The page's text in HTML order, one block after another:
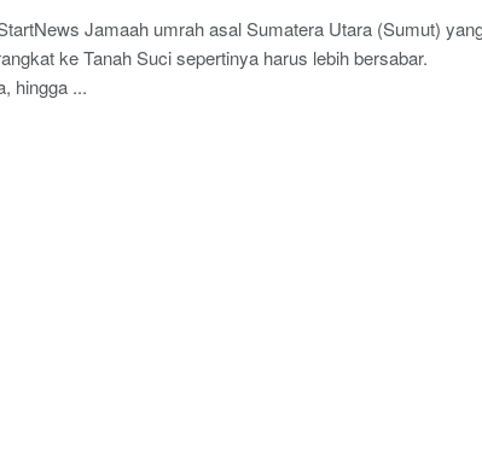
Jamaah umrah asal Sumatera Utara (Sumut)
ke Tanah Suci sepertinya harus lebih bersabar.
hingga ...